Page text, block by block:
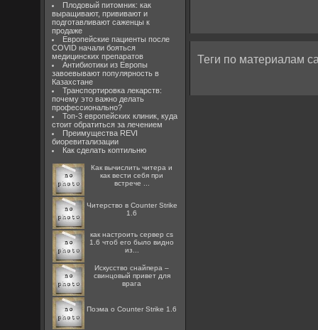
Плодовый питомник: как
выращивают, прививают и
подготавливают саженцы к
продаже
Европейские пациенты после
COVID начали бояться
медицинских препаратов
Антибиотики из Европы
завоевывают популярность в
Казахстане
Транспортировка лекарств:
почему это важно делать
профессионально?
Топ-3 европейских клиник, куда
стоит обратиться за лечением
Преимущества REVI
биоревитализации
Как сделать коптильню
Как вычислить читера и
как вести себя при
встрече ...
Читерство в Counter Strike
1.6
как настроить сервер cs
1.6 чтоб его было видно
из...
Искусство снайпера –
свинцовый привет для
врага
Поэма о Counter Strike 1.6
Теги по материалам